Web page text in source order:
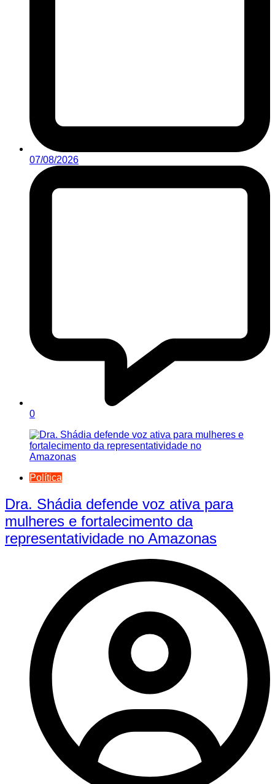
07/08/2026
0
Política
Dra. Shádia defende voz ativa para
mulheres e fortalecimento da
representatividade no Amazonas